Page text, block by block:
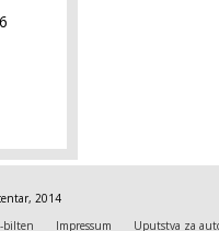
2014
bilten Impressum Uputstva za